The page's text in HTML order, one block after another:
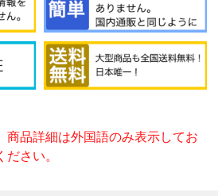
商品詳細は外国語のみ表示してお
さい。